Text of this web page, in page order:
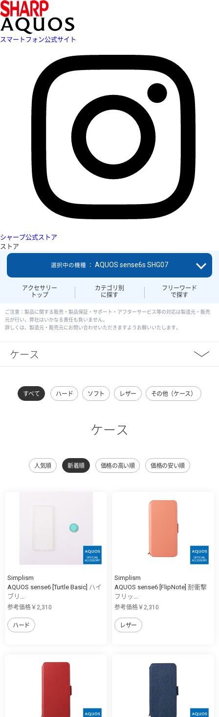
スマートフォン公式サイト
シャープ公式ストア
ストア
アクセサリー
トップ
カテゴリ別
に探す
フリーワード
で探す
選択中の機種 ： AQUOS sense6s SHG07
ご注意：製品に関する販売・製品保証・サポート・アフターサービス等の対応は製造元・販売
元が行い、弊社はいかなる責任も負いません。
詳しくは、製造元・販売元にお問い合わせいただきますようお願いいたします。
ケース
すべて ハード ソフト レザー その他（ケース）
ケース
人気順 新着順 価格の高い順 価格の安い順
Simplism
AQUOS sense6 [Turtle Basic] ハイ
ブリ...
参考価格￥2,310
ハード
Simplism
AQUOS sense6 [FlipNote] 耐衝撃
フリッ...
参考価格￥2,310
レザー